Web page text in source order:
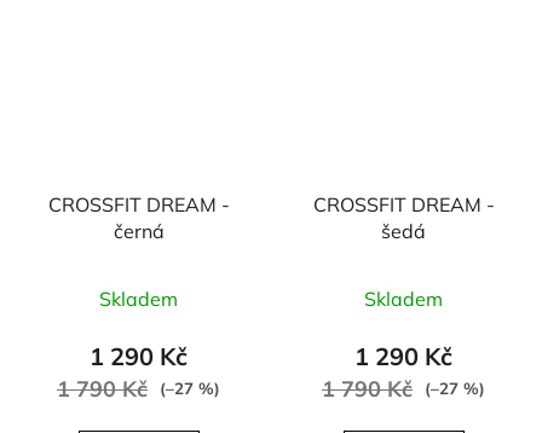
CROSSFIT DREAM -
černá
Skladem
1 290 Kč
1 790 Kč (–27 %)
CROSSFIT DREAM -
šedá
Skladem
1 290 Kč
1 790 Kč (–27 %)